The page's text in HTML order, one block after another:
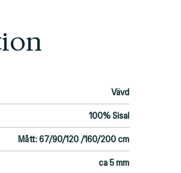
Vävd
100% Sisal
Mått: 67/90/120 /160/200 cm
ca 5 mm